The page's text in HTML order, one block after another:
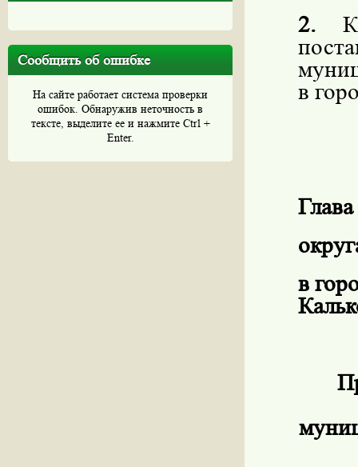
Сообщить об ошибке
На сайте работает система проверки
ошибок. Обнаружив неточность в
тексте, выделите ее и нажмите Ctrl +
Enter.
2.
в
в